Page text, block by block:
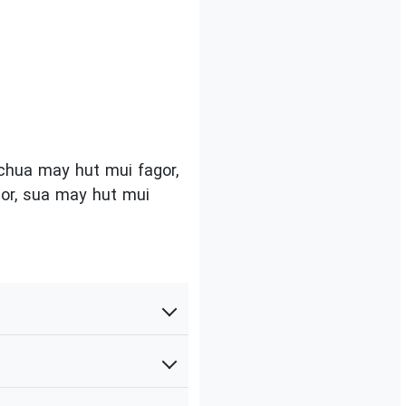
may hut mui fagor,
sua may hut mui